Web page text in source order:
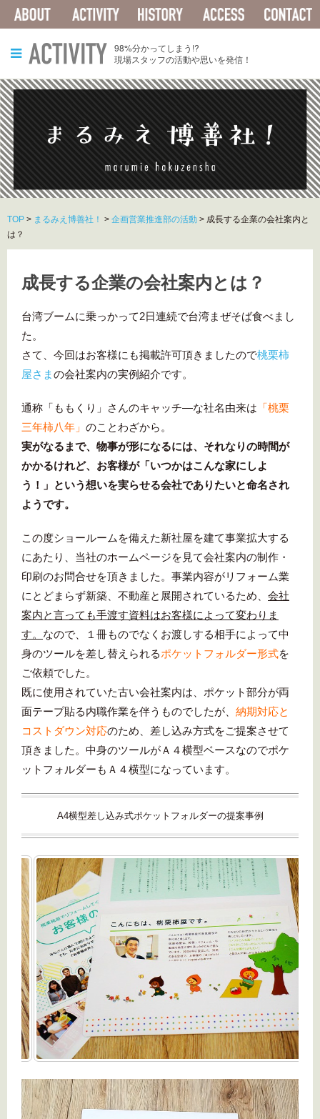
98%分かってしまう!?
現場スタッフの活動や思いを発信！
TOP > まるみえ博善社！ > 企画営業推進部の活動 > 成長する企業の会社案内と
は？
成長する企業の会社案内とは？
台湾ブームに乗っかって2日連続で台湾まぜそば食べまし
た。
さて、今回はお客様にも掲載許可頂きましたので桃栗柿
屋さまの会社案内の実例紹介です。
通称「ももくり」さんのキャッチ―な社名由来は 「桃栗
三年柿八年」 のことわざから。
実がなるまで、物事が形になるには、それなりの時間が
かかるけれど、お客様が「いつかはこんな家にしよ
う！」という想いを実らせる会社でありたいと命名され
ようです。
この度ショールームを備えた新社屋を建て事業拡大する
にあたり、当社のホームページを見て会社案内の制作・
印刷のお問合せを頂きました。事業内容がリフォーム業
にとどまらず新築、不動産と展開されているため、 会社
案内と言っても手渡す資料はお客様によって変わりま
す。 なので、１冊ものでなくお渡しする相手によって中
身のツールを差し替えられるポケットフォルダー形式を
ご依頼でした。
既に使用されていた古い会社案内は、ポケット部分が両
面テープ貼る内職作業を伴うものでしたが、 納期対応と
コストダウン対応のため、差し込み方式をご提案させて
頂きました。中身のツールがＡ４横型ベースなのでポケ
ットフォルダーもＡ４横型になっています。
A4横型差し込み式ポケットフォルダーの提案事例
動
画